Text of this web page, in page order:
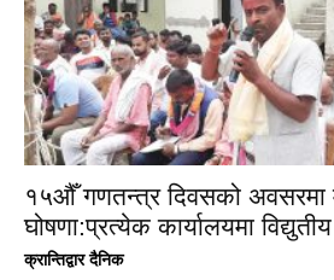
१५औँ गणतन्त्र दिवसको अवसरमा
घोषणा:प्रत्येक कार्यालयमा विद्युतीय
क्रान्तिद्वार दैनिक